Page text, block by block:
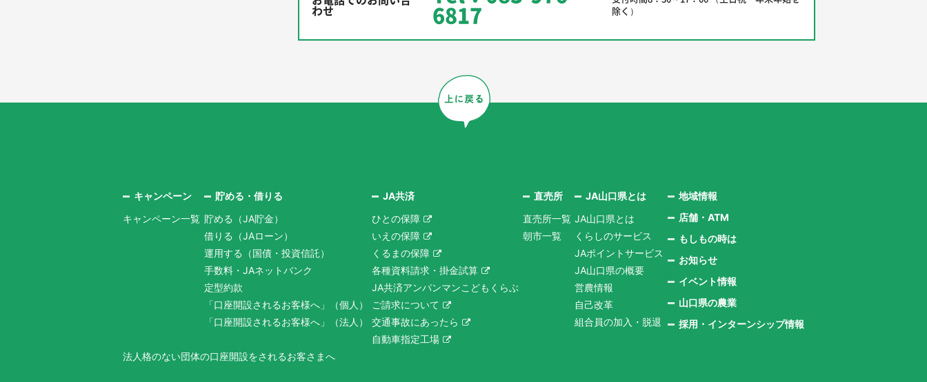
わせ 6817
除く）
キャンペーン
キャンペーン一覧
貯める・借りる
貯める（JA貯金）
借りる（JAローン）
運用する（国債・投資信託）
手数料・JAネットバンク
定型約款
「口座開設されるお客様へ」（個人）
「口座開設されるお客様へ」（法人）
JA共済
ひとの保障
いえの保障
くるまの保障
各種資料請求・掛金試算
JA共済アンパンマンこどもくらぶ
ご請求について
交通事故にあったら
自動車指定工場
直売所
直売所一覧
朝市一覧
JA山口県とは
JA山口県とは
くらしのサービス
JAポイントサービス
JA山口県の概要
営農情報
自己改革
組合員の加入・脱退
地域情報
店舗・ATM
もしもの時は
お知らせ
イベント情報
山口県の農業
採用・インターンシップ情報
法人格のない団体の口座開設をされるお客さまへ